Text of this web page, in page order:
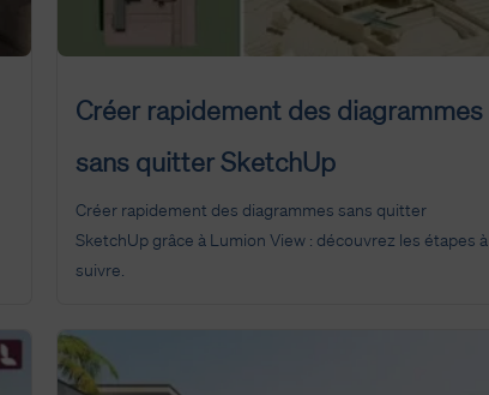
Créer rapidement des diagrammes
sans quitter SketchUp
Créer rapidement des diagrammes sans quitter
SketchUp grâce à Lumion View : découvrez les étapes à
suivre.